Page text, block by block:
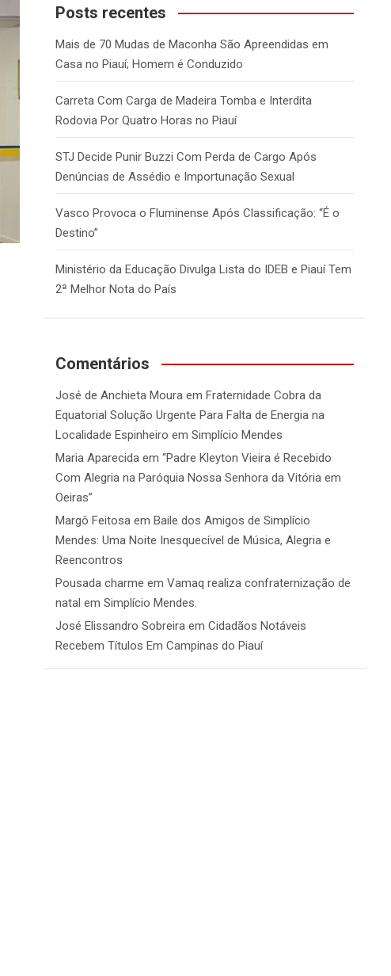
c
Posts recentes
Mais de 70 Mudas de Maconha São Apreendidas em
Casa no Piauí; Homem é Conduzido
Carreta Com Carga de Madeira Tomba e Interdita
Rodovia Por Quatro Horas no Piauí
STJ Decide Punir Buzzi Com Perda de Cargo Após
Denúncias de Assédio e Importunação Sexual
Vasco Provoca o Fluminense Após Classificação: “É o
Destino”
Ministério da Educação Divulga Lista do IDEB e Piauí Tem
2ª Melhor Nota do País
Comentários
José de Anchieta Moura emFraternidade Cobra da
Equatorial Solução Urgente Para Falta de Energia na
Localidade Espinheiro em Simplício Mendes
Maria Aparecida em“Padre Kleyton Vieira é Recebido
Com Alegria na Paróquia Nossa Senhora da Vitória em
Oeiras”
Margô Feitosa emBaile dos Amigos de Simplício
Mendes: Uma Noite Inesquecível de Música, Alegria e
Reencontros
Pousada charme emVamaq realiza confraternização de
natal em Simplício Mendes.
José Elissandro Sobreira emCidadãos Notáveis
Recebem Títulos Em Campinas do Piauí